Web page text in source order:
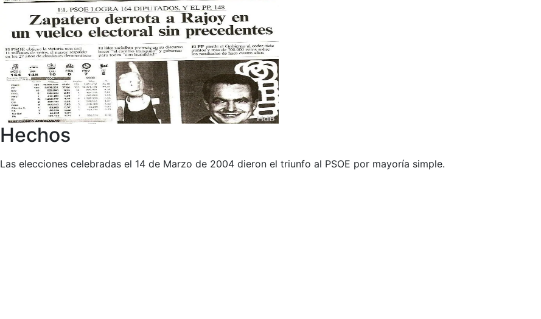
Hechos
Las elecciones celebradas el 14 de Marzo de 2004 dieron el triunfo al PSOE por mayoría simple.